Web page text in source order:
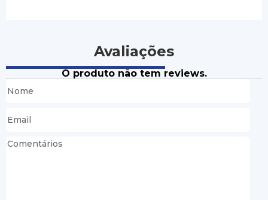
Avaliações
O produto não tem reviews.